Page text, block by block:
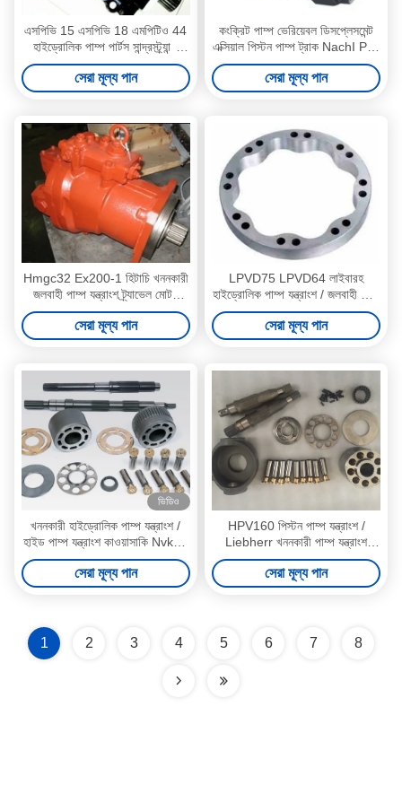
এসপিভি 15 এসপিভি 18 এমপিটিও 44
হাইড্রোলিক পাম্প পার্টস সান্দ্রস্ট্র্যান্ড
এসপিভি 27 ভালভ প্লেট মোটর
সেরা মূল্য পান
কংক্রিট পাম্প ভেরিয়েবল ডিসপ্লেসমেন্ট
এক্সিয়াল পিস্টন পাম্প ট্রাক NachI PZ-
6B-220
সেরা মূল্য পান
Hmgc32 Ex200-1 হিটাচি খননকারী
জলবাহী পাম্প যন্ত্রাংশ ট্র্যাভেল মোটর
প্রতিস্থাপন
সেরা মূল্য পান
LPVD75 LPVD64 লাইবারহ
হাইড্রোলিক পাম্প যন্ত্রাংশ / জলবাহী পাম্প
মোটর মেরামত
সেরা মূল্য পান
ভিডিও
খননকারী হাইড্রোলিক পাম্প যন্ত্রাংশ /
হাইড পাম্প যন্ত্রাংশ কাওয়াসাকি Nvk45
NV84 NV111 NV120 NV237
সেরা মূল্য পান
HPV160 পিস্টন পাম্প যন্ত্রাংশ /
Liebherr খননকারী পাম্প যন্ত্রাংশ
Pc50 সুইং মোটর
সেরা মূল্য পান
1 2 3 4 5 6 7 8